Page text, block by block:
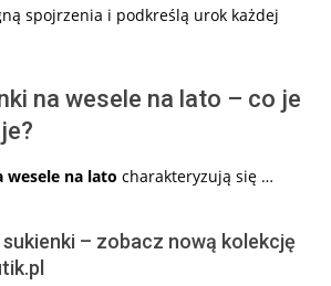
spojrzenia i podkreślą urok każdej
na wesele na lato – co je
wesele na lato charakteryzują się …
– zobacz nową kolekcję